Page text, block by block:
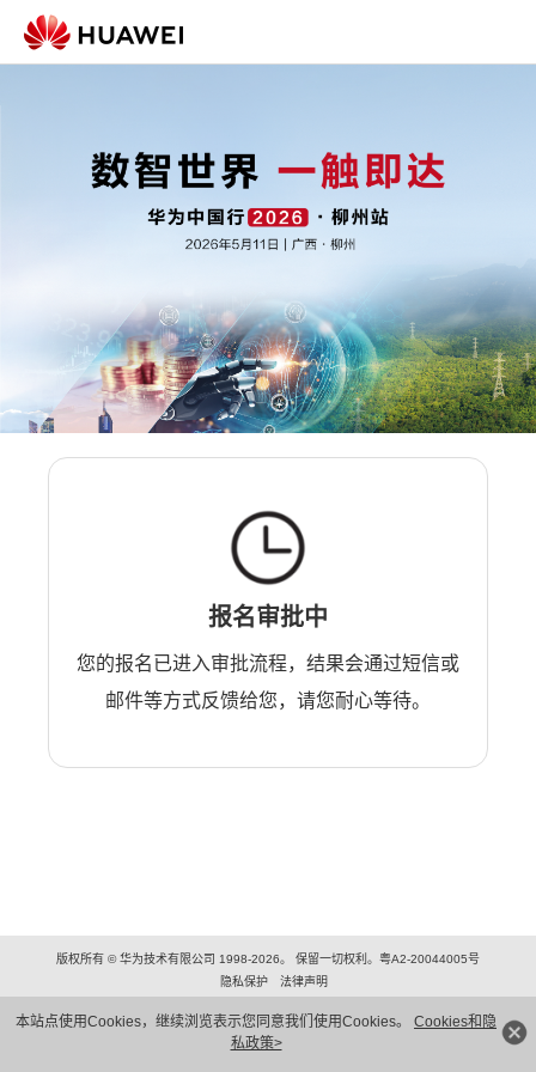
本站点使用Cookies，继续浏览表示您同意我们使用Cookies。 Cookies和隐
私政策>
报名审批中
您的报名已进入审批流程，结果会通过短信或
邮件等方式反馈给您，请您耐心等待。
版权所有 © 华为技术有限公司 1998-2026。 保留一切权利。粤A2-20044005号
隐私保护
法律声明